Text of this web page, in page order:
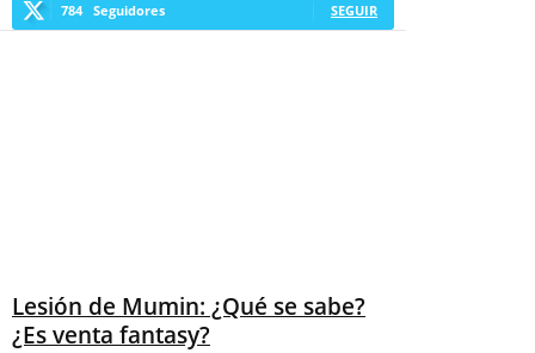
784 Seguidores SEGUIR
Lesión de Mumin: ¿Qué se sabe?
¿Es venta fantasy?